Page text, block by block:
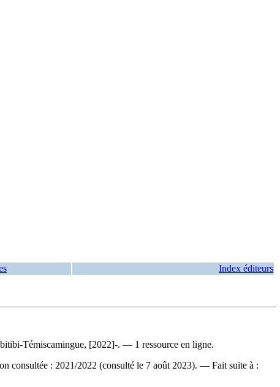
Index éditeurs
Témiscamingue, [2022]-. — 1 ressource en ligne.
consultée : 2021/2022 (consulté le 7 août 2023). — Fait suite à :